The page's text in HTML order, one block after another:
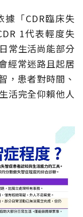
「CDR臨床失
1代表輕度失
常生活尚能部分
經常迷路且起居
，患者對時間、
活完全仰賴他人